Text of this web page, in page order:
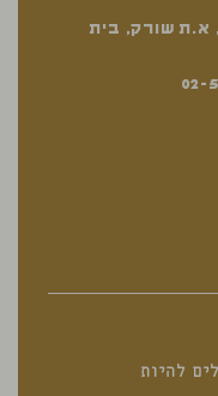
א.ת שורק, בית
02-
להיות